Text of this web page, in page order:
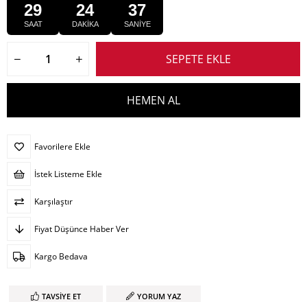
29
SAAT
24
DAKİKA
36
SANİYE
Favorilere Ekle
İstek Listeme Ekle
Karşılaştır
Fiyat Düşünce Haber Ver
Kargo Bedava
TAVSIYE ET YORUM YAZ